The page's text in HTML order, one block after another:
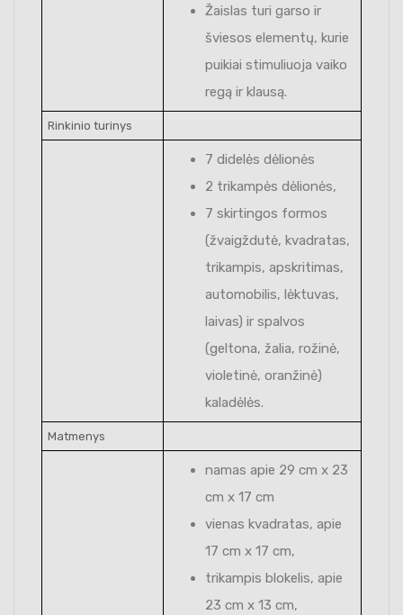
Žaislas turi garso ir
šviesos elementų, kurie
puikiai stimuliuoja vaiko
regą ir klausą.
Rinkinio turinys
7 didelės dėlionės
2 trikampės dėlionės,
7 skirtingos formos
(žvaigždutė, kvadratas,
trikampis, apskritimas,
automobilis, lėktuvas,
laivas) ir spalvos
(geltona, žalia, rožinė,
violetinė, oranžinė)
kaladėlės.
Matmenys
namas apie 29 cm x 23
cm x 17 cm
vienas kvadratas, apie
17 cm x 17 cm,
trikampis blokelis, apie
23 cm x 13 cm,